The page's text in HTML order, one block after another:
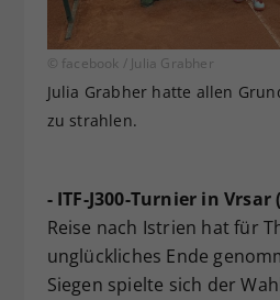
© facebook / Julia Grabher
Julia Grabher hatte allen
zu strahlen.
- ITF-J300-Turnier in
Reise nach Istrien hat für
unglückliches Ende
Siegen spielte sich der